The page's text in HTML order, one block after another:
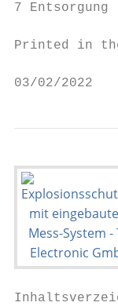
7
Printed in
03/02/